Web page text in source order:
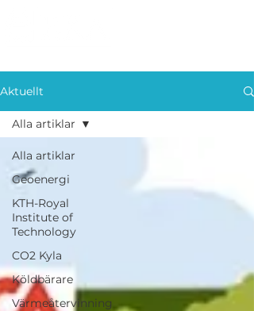
Aktuellt
Alla artiklar
Geoenergi
KTH-Royal
Institute of
Technology
CO2 Kyla
Köldbärare
Värmeåtervinning
Alla artiklar